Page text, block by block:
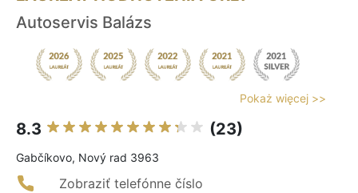
Autoservis Balázs
Pokaż więcej >>
8.3 (23)
Gabčíkovo, Nový rad 3963
Zobraziť telefónne číslo